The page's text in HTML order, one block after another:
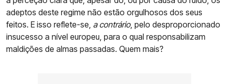
adeptos deste regime não estão orgulhosos dos seus
feitos. E isso reflete-se, a contrário, pelo desproporcionado
insucesso a nível europeu, para o qual responsabilizam
maldições de almas passadas. Quem mais?